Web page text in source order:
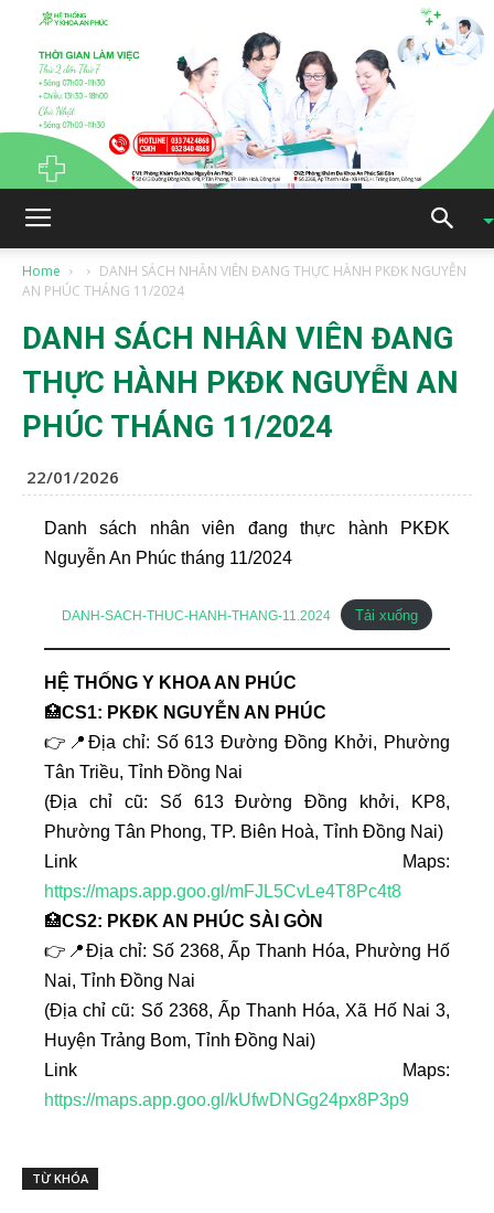
Home
DANH SÁCH NHÂN VIÊN ĐANG THỰC HÀNH PKĐK NGUYỄN
AN PHÚC THÁNG 11/2024
DANH SÁCH NHÂN VIÊN ĐANG
THỰC HÀNH PKĐK NGUYỄN AN
PHÚC THÁNG 11/2024
22/01/2026
Danh sách nhân viên đang thực hành PKĐK
Nguyễn An Phúc tháng 11/2024
DANH-SACH-THUC-HANH-THANG-11.2024 Tải xuống
HỆ THỐNG Y KHOA AN PHÚC
🏥CS1: PKĐK NGUYỄN AN PHÚC
👉📍Địa chỉ: Số 613 Đường Đồng Khởi, Phường
Tân Triều, Tỉnh Đồng Nai
(Địa chỉ cũ: Số 613 Đường Đồng khởi, KP8,
Phường Tân Phong, TP. Biên Hoà, Tỉnh Đồng Nai)
Link Maps:
https://maps.app.goo.gl/mFJL5CvLe4T8Pc4t8
🏥CS2: PKĐK AN PHÚC SÀI GÒN
👉📍Địa chỉ: Số 2368, Ấp Thanh Hóa, Phường Hố
Nai, Tỉnh Đồng Nai
(Địa chỉ cũ: Số 2368, Ấp Thanh Hóa, Xã Hố Nai 3,
Huyện Trảng Bom, Tỉnh Đồng Nai)
Link Maps:
https://maps.app.goo.gl/kUfwDNGg24px8P3p9
TỪ KHÓA